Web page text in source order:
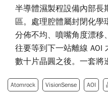
半導體濕製程設備內部長
區。處理腔體屬封閉化學
分佈不均、噴嘴角度漂移
往要等到下一站離線 AOI
數十片晶圓之後。一套將
案，於 Computex Taipei
Atomrock VisionSense AOI